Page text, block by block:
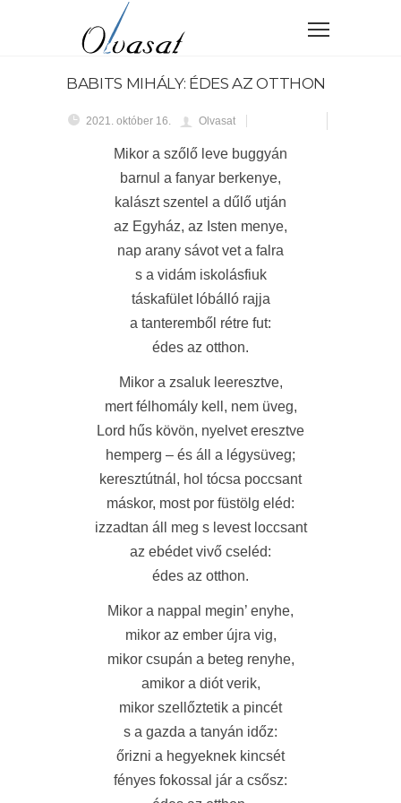
BABITS MIHÁLY: ÉDES AZ OTTHON
2021. október 16. Olvasat
Mikor a szőlő leve buggyán
barnul a fanyar berkenye,
kalászt szentel a dűlő utján
az Egyház, az Isten menye,
nap arany sávot vet a falra
s a vidám iskolásfiuk
táskafület lóbálló rajja
a tanteremből rétre fut:
édes az otthon.
Mikor a zsaluk leeresztve,
mert félhomály kell, nem üveg,
Lord hűs kövön, nyelvet eresztve
hemperg – és áll a légysüveg;
keresztútnál, hol tócsa poccsant
máskor, most por füstölg eléd:
izzadtan áll meg s levest loccsant
az ebédet vivő cseléd:
édes az otthon.
Mikor a nappal megin’ enyhe,
mikor az ember újra vig,
mikor csupán a beteg renyhe,
amikor a diót verik,
mikor szellőztetik a pincét
s a gazda a tanyán időz:
őrizni a hegyeknek kincsét
fényes fokossal jár a csősz: